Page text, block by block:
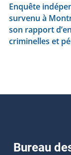
Enquête
survenu à
son rapport
criminelles et
Bureau